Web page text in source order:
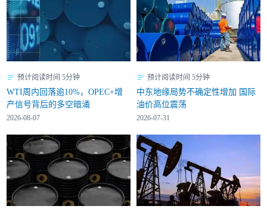
预计阅读时间 5分钟
WTI周内回落逾10%，OPEC+增
产信号背后的多空暗涌
2026-08-07
预计阅读时间 5分钟
中东地缘局势不确定性增加 国际
油价高位震荡
2026-07-31